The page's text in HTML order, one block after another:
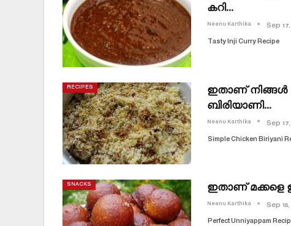
കറി…
Neenu Karthika Sep 17,
Tasty Inji Curry Recipe
RECIPES
ഇതാണ് നിങ്ങൾ
ബിരിയാണി…
Neenu Karthika Sep 17,
Simple Chicken Biriyani
SNACKS ഇതാണ് മക്കളെ
Neenu Karthika Sep 15,
Perfect Unniyappam